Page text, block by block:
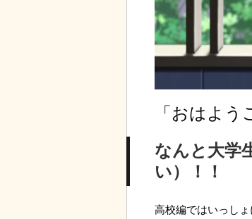
「おはよう
なんと大学
い）！！
高校編ではいっし